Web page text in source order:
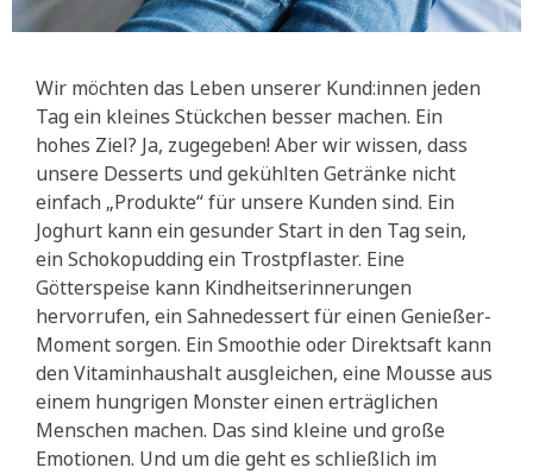
Wir möchten das Leben unserer Kund:innen jeden
Tag ein kleines Stückchen besser machen. Ein
hohes Ziel? Ja, zugegeben! Aber wir wissen, dass
unsere Desserts und gekühlten Getränke nicht
einfach „Produkte“ für unsere Kunden sind. Ein
Joghurt kann ein gesunder Start in den Tag sein,
ein Schokopudding ein Trostpflaster. Eine
Götterspeise kann Kindheitserinnerungen
hervorrufen, ein Sahnedessert für einen Genießer-
Moment sorgen. Ein Smoothie oder Direktsaft kann
den Vitaminhaushalt ausgleichen, eine Mousse aus
einem hungrigen Monster einen erträglichen
Menschen machen. Das sind kleine und große
Emotionen. Und um die geht es schließlich im